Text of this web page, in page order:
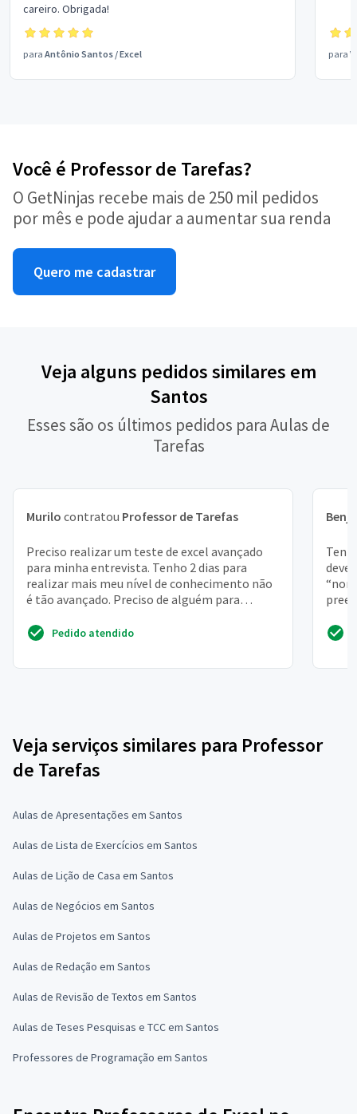
careiro. Obrigada!
para Antônio Santos /Excel para
Você é Professor de Tarefas?
O GetNinjas recebe mais de 250 mil pedidos
por mês e pode ajudar a aumentar sua renda
Quero me cadastrar
Veja alguns pedidos similares em
Santos
Esses são os últimos pedidos para Aulas de
Tarefas
Murilo contratou Professor de Tarefas
Preciso realizar um teste de excel avançado
para minha entrevista. Tenho 2 dias para
realizar mais meu nível de conhecimento não
é tão avançado. Preciso de alguém para
Pedido atendido
deve
Veja serviços similares para Professor
de Tarefas
Aulas de Apresentações em Santos
Aulas de Lista de Exercícios em Santos
Aulas de Lição de Casa em Santos
Aulas de Negócios em Santos
Aulas de Projetos em Santos
Aulas de Redação em Santos
Aulas de Revisão de Textos em Santos
Aulas de Teses Pesquisas e TCC em Santos
Professores de Programação em Santos